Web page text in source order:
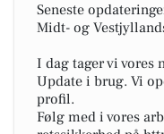
Seneste
Midt- og
I dag tager vi vores
Update i brug. Vi
profil.
Følg med i vores